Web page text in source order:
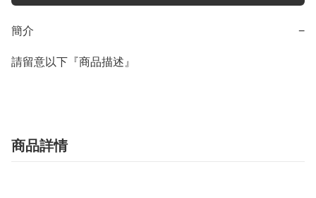
簡介 −
請留意以下『商品描述』
商品詳情